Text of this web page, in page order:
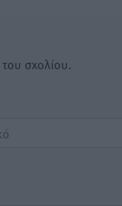
σχολίου.